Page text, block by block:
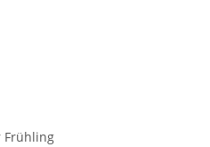
Frühling